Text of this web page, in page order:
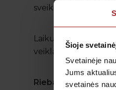
Šioje
Svetainėje
Jums
svetainės
sveikatos rizikas.
Laiku atlikti tyrimai
veiklą ir užkirsti kelią
Riebalų apykaitos